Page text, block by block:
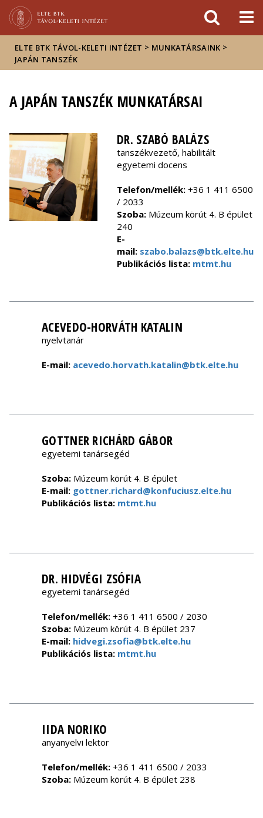
sajtóban
ELTE BTK TÁVOL-KELETI INTÉZET > MUNKATÁRSAINK >
JAPÁN TANSZÉK
A JAPÁN TANSZÉK MUNKATÁRSAI
DR. SZABÓ BALÁZS
tanszékvezető, habilitált
egyetemi docens
Telefon/mellék: +36 1 411 6500
/ 2033
Szoba: Múzeum körút 4. B épület
240
E-
mail: szabo.balazs@btk.elte.hu
Publikációs lista: mtmt.hu
ACEVEDO-HORVÁTH KATALIN
nyelvtanár
E-mail: acevedo.horvath.katalin@btk.elte.hu
GOTTNER RICHÁRD GÁBOR
egyetemi tanársegéd
Szoba: Múzeum körút 4. B épület
E-mail: gottner.richard@konfuciusz.elte.hu
Publikációs lista: mtmt.hu
DR. HIDVÉGI ZSÓFIA
egyetemi tanársegéd
Telefon/mellék: +36 1 411 6500 / 2030
Szoba: Múzeum körút 4. B épület 237
E-mail: hidvegi.zsofia@btk.elte.hu
Publikációs lista: mtmt.hu
IIDA NORIKO
anyanyelvi lektor
Telefon/mellék: +36 1 411 6500 / 2033
Szoba: Múzeum körút 4. B épület 238